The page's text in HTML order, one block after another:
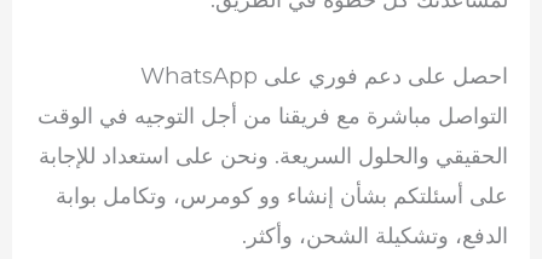
احصل على دعم فوري على WhatsApp
التواصل مباشرة مع فريقنا من أجل التوجيه في الوقت
الحقيقي والحلول السريعة. ونحن على استعداد للإجابة
على أسئلتكم بشأن إنشاء وو كومرس، وتكامل بوابة
الدفع، وتشكيلة الشحن، وأكثر.